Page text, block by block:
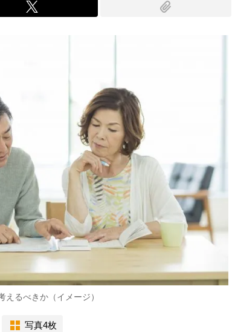
るべきか（イメージ）
写真4枚